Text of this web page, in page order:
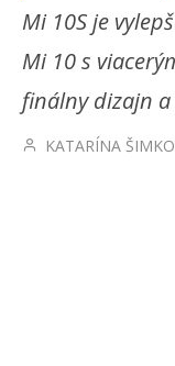
Mi 10S je
Mi 10 s
finálny dizajn
KATARÍNA